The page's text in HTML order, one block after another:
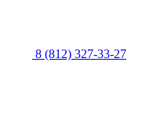
8 (812) 327-33-27